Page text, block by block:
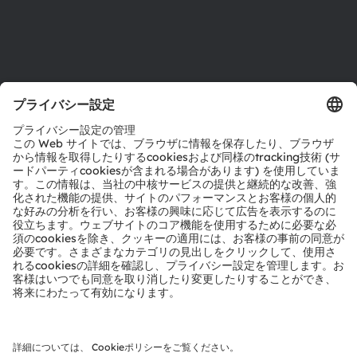
お問い合わせ
テクニカルサポート
パートナーネットワーク
通報
© 2026 ams-OSRAM AG. All rights reserved.
プライバシーポリシー 利用規約 取引条件